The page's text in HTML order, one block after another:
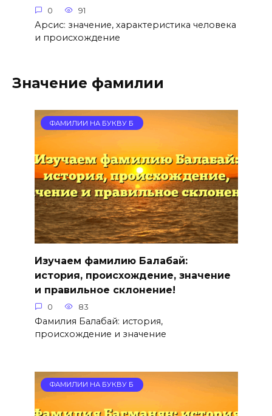
0 91
Арсис: значение, характеристика человека
и происхождение
Значение фамилии
ФАМИЛИИ НА БУКВУ Б
Изучаем фамилию Балабай:
история, происхождение, значение
и правильное склонение!
0 83
Фамилия Балабай: история,
происхождение и значение
ФАМИЛИИ НА БУКВУ Б